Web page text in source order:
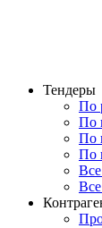
Тендеры
По
По
По
По